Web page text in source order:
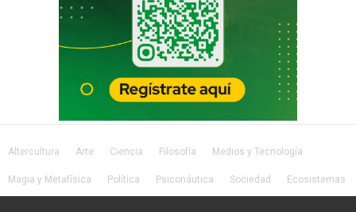
Altercultura Arte Ciencia Filosofía Medios y Tecnología
Magia y Metafísica Política Psiconáutica Sociedad Ecosistemas